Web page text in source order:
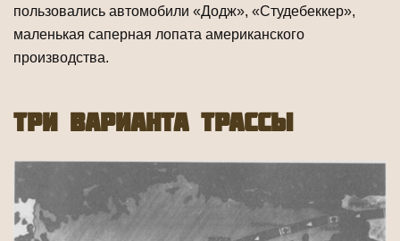
пользовались автомобили «Додж», «Студебек­кер»,
маленькая саперная лопата американского
производства.
три варианта трассы